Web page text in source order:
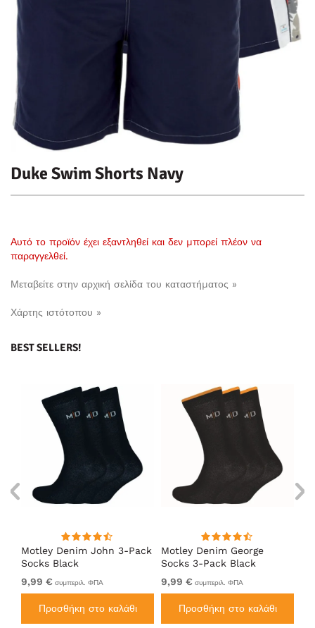
Duke Swim Shorts Navy
Αυτό το προϊόν έχει εξαντληθεί και δεν μπορεί πλέον να
παραγγελθεί.
Μεταβείτε στην αρχική σελίδα του καταστήματος »
Χάρτης ιστότοπου »
BEST SELLERS!
Motley Denim John 3-Pack
Socks Black
9,99 € συμπεριλ. ΦΠΑ
Προσθήκη στο καλάθι
Motley Denim George
Socks 3-Pack Black
9,99 € συμπεριλ. ΦΠΑ
Προσθήκη στο καλάθι